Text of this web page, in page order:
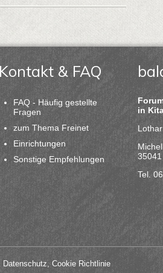
Kontakt & FAQ
FAQ - Häufig gestellte
Fragen
zum Thema Freinet
Einrichtungen
Sonstige Empfehlungen
in
Tel.
Datenschutz, Cookie Richtlinie